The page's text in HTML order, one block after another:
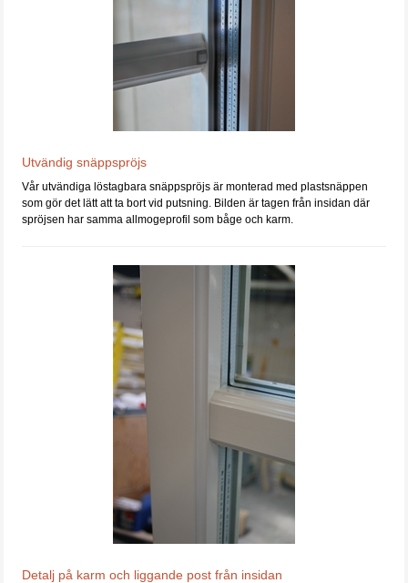
Utvändig snäppspröjs
Vår utvändiga löstagbara snäppspröjs är monterad med plastsnäppen
som gör det lätt att ta bort vid putsning. Bilden är tagen från insidan där
spröjsen har samma allmogeprofil som båge och karm.
Detalj på karm och liggande post från insidan